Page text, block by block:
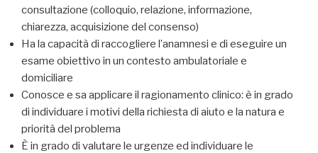
consultazione (colloquio, relazione, informazione,
chiarezza, acquisizione del consenso)
Ha la capacità di raccogliere l’anamnesi e di eseguire un
esame obiettivo in un contesto ambulatoriale e
domiciliare
Conosce e sa applicare il ragionamento clinico: è in grado
di individuare i motivi della richiesta di aiuto e la natura e
priorità del problema
È in grado di valutare le urgenze ed individuare le